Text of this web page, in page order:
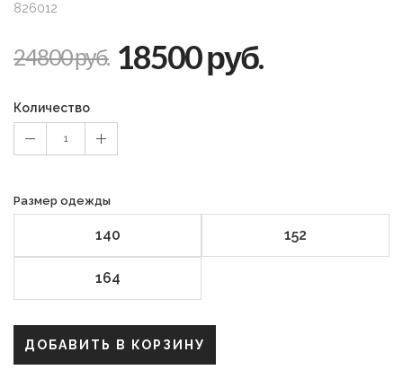
826012
24800 руб. 18500 руб.
Количество
1
Размер одежды
140 152
164
ДОБАВИТЬ В КОРЗИНУ